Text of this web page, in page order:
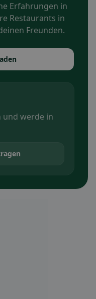
Erfahrungen in
Restaurants in
Freunden.
und werde in